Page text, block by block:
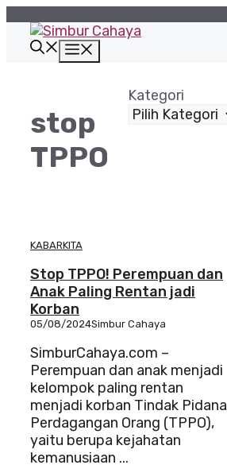
stop
TPPO
Kategori
KABARKITA
Stop TPPO! Perempuan dan
Anak Paling Rentan jadi
Korban
05/08/2024Simbur Cahaya
SimburCahaya.com –
Perempuan dan anak menjadi
kelompok paling rentan
menjadi korban Tindak Pidana
Perdagangan Orang (TPPO),
yaitu berupa kejahatan
kemanusiaan ...